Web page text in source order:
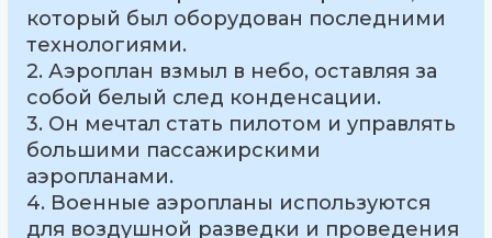
который был оборудован последними
технологиями.
2. Аэроплан взмыл в небо, оставляя за
собой белый след конденсации.
3. Он мечтал стать пилотом и управлять
большими пассажирскими
аэропланами.
4. Военные аэропланы используются
для воздушной разведки и проведения